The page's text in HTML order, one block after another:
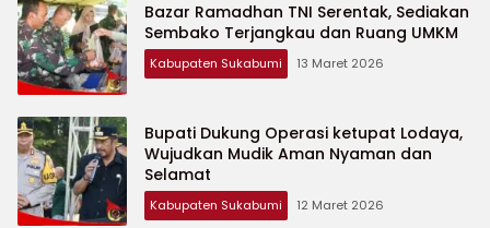
Bazar Ramadhan TNI Serentak, Sediakan
Sembako Terjangkau dan Ruang UMKM
Kabupaten Sukabumi 13 Maret 2026
Bupati Dukung Operasi ketupat Lodaya,
Wujudkan Mudik Aman Nyaman dan
Selamat
Kabupaten Sukabumi 12 Maret 2026